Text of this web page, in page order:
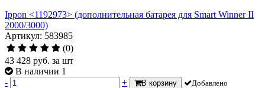
Ippon <1192973> (дополнительная батарея для Smart Winner II
2000/3000)
Артикул: 583985
(0)
43 428 руб. за шт
В наличии 1
-
+ В корзину Добавлено